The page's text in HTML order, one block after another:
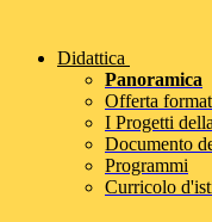
Didattica
Panoramica
Offerta
I Progetti
Documento
Programmi
Curricolo